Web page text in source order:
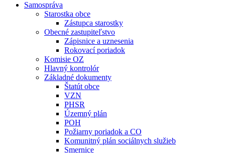
Samospráva
Starostka obce
Zástupca starostky
Obecné zastupiteľstvo
Zápisnice a uznesenia
Rokovací poriadok
Komisie OZ
Hlavný kontrolór
Základné dokumenty
Štatút obce
VZN
PHSR
Územný plán
POH
Požiarny poriadok a CO
Komunitný plán sociálnych služieb
Smernice